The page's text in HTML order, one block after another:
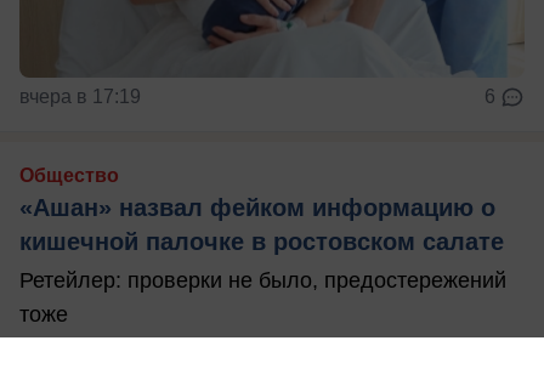
вчера в 17:19 6
Общество
«Ашан» назвал фейком информацию о
кишечной палочке в ростовском салате
Ретейлер: проверки не было, предостережений
тоже